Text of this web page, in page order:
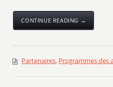
CONTINUE READING →
Partenaires, Programmes des